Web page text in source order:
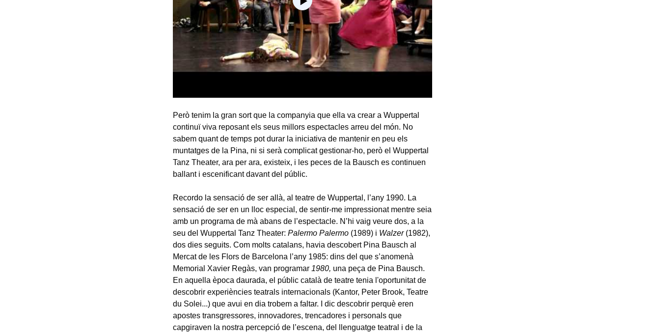
Però tenim la gran sort que la companyia que ella va crear a Wuppertal
continuï viva reposant els seus millors espectacles arreu del món. No
sabem quant de temps pot durar la iniciativa de mantenir en peu els
muntatges de la Pina, ni si serà complicat gestionar-ho, però el Wuppertal
Tanz Theater, ara per ara, existeix, i les peces de la Bausch es continuen
ballant i escenificant davant del públic.
Recordo la sensació de ser allà, al teatre de Wuppertal, l’any 1990. La
sensació de ser en un lloc especial, de sentir-me impressionat mentre seia
amb un programa de mà abans de l’espectacle. N’hi vaig veure dos, a la
seu del Wuppertal Tanz Theater: Palermo Palermo(1989) i Walzer (1982),
dos dies seguits. Com molts catalans, havia descobert Pina Bausch al
Mercat de les Flors de Barcelona l’any 1985: dins del que s’anomenà
Memorial Xavier Regàs, van programar 1980, una peça de Pina Bausch.
En aquella època daurada, el públic català de teatre tenia l'oportunitat de
descobrir experiències teatrals internacionals (Kantor, Peter Brook, Teatre
du Solei...) que avui en dia trobem a faltar. I dic descobrir perquè eren
apostes transgressores, innovadores, trencadores i personals que
capgiraven la nostra percepció de l’escena, del llenguatge teatral i de la